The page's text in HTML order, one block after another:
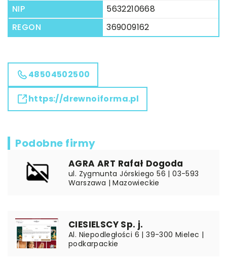
NIP
5632210668
REGON
369009162
48504502500
https://drewnoiforma.pl
Podobne firmy
AGRA ART Rafał Dogoda
ul. Zygmunta Jórskiego 56 | 03-593
Warszawa | Mazowieckie
CIESIELSCY Sp. j.
Al. Niepodległości 6 | 39-300 Mielec |
podkarpackie